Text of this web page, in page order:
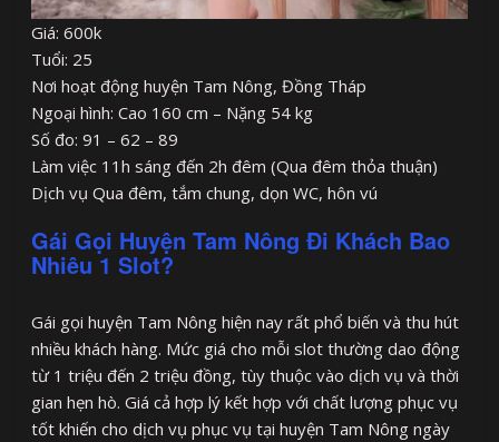
Giá: 600k
Tuổi: 25
Nơi hoạt động huyện Tam Nông, Đồng Tháp
Ngoại hình: Cao 160 cm – Nặng 54 kg
Số đo: 91 – 62 – 89
Làm việc 11h sáng đến 2h đêm (Qua đêm thỏa thuận)
Dịch vụ Qua đêm, tắm chung, dọn WC, hôn vú
Gái Gọi Huyện Tam Nông Đi Khách Bao
Nhiêu 1 Slot?
Gái gọi huyện Tam Nông hiện nay rất phổ biến và thu hút
nhiều khách hàng. Mức giá cho mỗi slot thường dao động
từ 1 triệu đến 2 triệu đồng, tùy thuộc vào dịch vụ và thời
gian hẹn hò. Giá cả hợp lý kết hợp với chất lượng phục vụ
tốt khiến cho dịch vụ phục vụ tại huyện Tam Nông ngày